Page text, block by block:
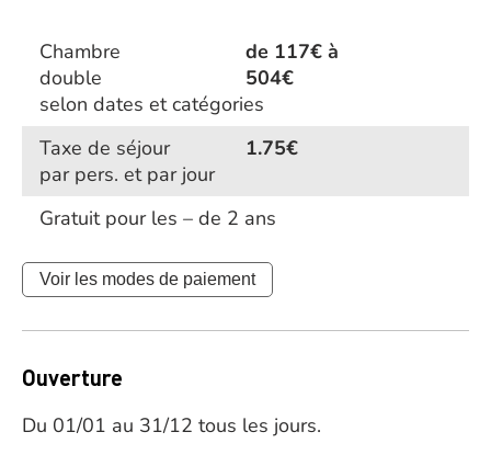
Chambre
double
de 117€ à
504€
selon dates et catégories
Taxe de séjour
1.75€
par pers. et par jour
Gratuit pour les – de 2 ans
Voir les modes de paiement
Ouverture
Du 01/01 au 31/12 tous les jours.